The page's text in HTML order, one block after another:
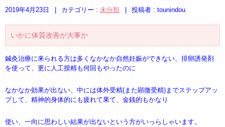
2019年4月23日 カテゴリー : 未分類 投稿者 : tounindou
いかに体質改善が大事か
鍼灸治療に来られる方は多くなかなか自然妊娠ができない、排卵誘発剤
を使って、更に人工授精も何回もやったのに
なかなか効果が出ない、中には体外受精(また顕微受精)までステップアッ
プして、精神的身体的にも疲れて果て、金銭的もかなり
使い、一向に思わしい結果が出ないという方がいっらしゃいます。